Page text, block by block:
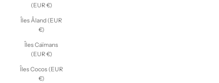
(EUR €)
Îles Åland (EUR
€)
Îles Caïmans
(EUR €)
Îles Cocos (EUR
€)